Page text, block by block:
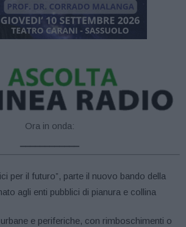
Ora in onda:
e periferiche, con rimboschimenti o